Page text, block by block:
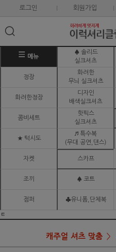
로그인 회원가입
메뉴
♠ 솔리드
실크셔츠
정장
화려한
무늬 실크셔츠
화려한정장
디자인
배색실크셔츠
콤비세트
핫픽스
실크셔츠
★ 턱시도
♬ 특수복
(무대.공연,댄스)
자켓 스카프
조끼 ♠ 코트
점퍼 ♣유니폼,단체복
ㅌ
캐주얼 셔츠 맞춤